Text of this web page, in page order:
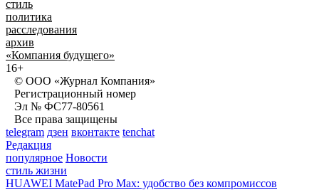
стиль
политика
расследования
архив
«Компания будущего»
16+
© ООО «Журнал Компания»
Регистрационный номер
Эл № ФС77-80561
Все права защищены
telegram дзен вконтакте tenchat
Редакция
популярное Новости
стиль жизни
HUAWEI MatePad Pro Max: удобство без компромиссов